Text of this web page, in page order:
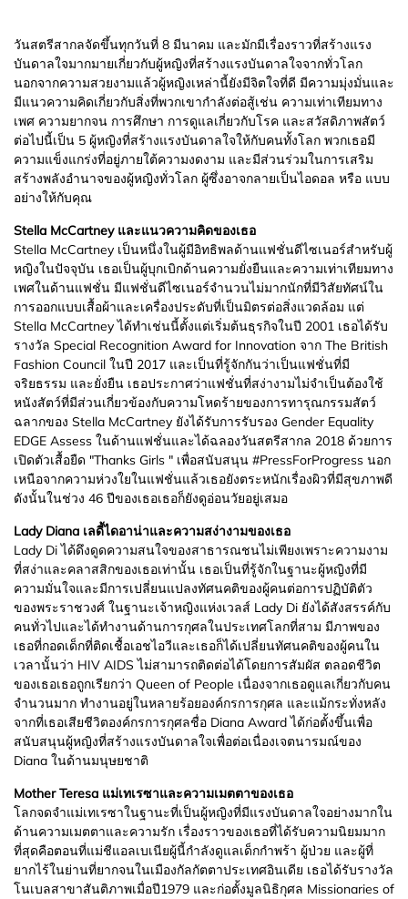
วันสตรีสากลจัดขึ้นทุกวันที่ 8 มีนาคม และมักมีเรื่องราวที่สร้างแรง
บันดาลใจมากมายเกี่ยวกับผู้หญิงที่สร้างแรงบันดาลใจจากทั่วโลก
นอกจากความสวยงามแล้วผู้หญิงเหล่านี้ยังมีจิตใจที่ดี มีความมุ่งมั่นและ
มีแนวความคิดเกี่ยวกับสิ่งที่พวกเขากำลังต่อสู้เช่น ความเท่าเทียมทาง
เพศ ความยากจน การศึกษา การดูแลเกี่ยวกับโรค และสวัสดิภาพสัตว์
ต่อไปนี้เป็น 5 ผู้หญิงที่สร้างแรงบันดาลใจให้กับคนทั้งโลก พวกเธอมี
ความแข็งแกร่งที่อยู่ภายใต้ความงดงาม และมีส่วนร่วมในการเสริม
สร้างพลังอำนาจของผู้หญิงทั่วโลก ผู้ซึ่งอาจกลายเป็นไอดอล หรือ แบบ
อย่างให้กับคุณ
Stella McCartney และแนวความคิดของเธอ
Stella McCartney เป็นหนึ่งในผู้มีอิทธิพลด้านแฟชั่นดีไซเนอร์สำหรับผู้
หญิงในปัจจุบัน เธอเป็นผู้บุกเบิกด้านความยั่งยืนและความเท่าเทียมทาง
เพศในด้านแฟชั่น มีแฟชั่นดีไซเนอร์จำนวนไม่มากนักที่มีวิสัยทัศน์ใน
การออกแบบเสื้อผ้าและเครื่องประดับที่เป็นมิตรต่อสิ่งแวดล้อม แต่
Stella McCartney ได้ทำเช่นนี้ตั้งแต่เริ่มต้นธุรกิจในปี 2001 เธอได้รับ
รางวัล Special Recognition Award for Innovation จาก The British
Fashion Council ในปี 2017 และเป็นที่รู้จักกันว่าเป็นแฟชั่นที่มี
จริยธรรม และยั่งยืน เธอประกาศว่าแฟชั่นที่สง่างามไม่จำเป็นต้องใช้
หนังสัตว์ที่มีส่วนเกี่ยวข้องกับความโหดร้ายของการทารุณกรรมสัตว์
ฉลากของ Stella McCartney ยังได้รับการรับรอง Gender Equality
EDGE Assess ในด้านแฟชั่นและได้ฉลองวันสตรีสากล 2018 ด้วยการ
เปิดตัวเสื้อยืด "Thanks Girls " เพื่อสนับสนุน #PressForProgress นอก
เหนือจากความห่วงใยในแฟชั่นแล้วเธอยังตระหนักเรื่องผิวที่มีสุขภาพดี
ดังนั้นในช่วง 46 ปีของเธอเธอก็ยังดูอ่อนวัยอยู่เสมอ
Lady Diana เลดี้ไดอาน่าและความสง่างามของเธอ
Lady Di ได้ดึงดูดความสนใจของสาธารณชนไม่เพียงเพราะความงาม
ที่สง่าและคลาสสิกของเธอเท่านั้น เธอเป็นที่รู้จักในฐานะผู้หญิงที่มี
ความมั่นใจและมีการเปลี่ยนแปลงทัศนคติของผู้คนต่อการปฏิบัติตัว
ของพระราชวงศ์ ในฐานะเจ้าหญิงแห่งเวลส์ Lady Di ยังได้สังสรรค์กับ
คนทั่วไปและได้ทำงานด้านการกุศลในประเทศโลกที่สาม มีภาพของ
เธอที่กอดเด็กที่ติดเชื้อเอชไอวีและเธอก็ได้เปลี่ยนทัศนคติของผู้คนใน
เวลานั้นว่า HIV AIDS ไม่สามารถติดต่อได้โดยการสัมผัส ตลอดชีวิต
ของเธอเธอถูกเรียกว่า Queen of People เนื่องจากเธอดูแลเกี่ยวกับคน
จำนวนมาก ทำงานอยู่ในหลายร้อยองค์กรการกุศล และแม้กระทั่งหลัง
จากที่เธอเสียชีวิตองค์กรการกุศลชื่อ Diana Award ได้ก่อตั้งขึ้นเพื่อ
สนับสนุนผู้หญิงที่สร้างแรงบันดาลใจเพื่อต่อเนื่องเจตนารมณ์ของ
Diana ในด้านมนุษยชาติ
Mother Teresa แม่เทเรซาและความเมตตาของเธอ
โลกจดจำแม่เทเรซาในฐานะที่เป็นผู้หญิงที่มีแรงบันดาลใจอย่างมากใน
ด้านความเมตตาและความรัก เรื่องราวของเธอที่ได้รับความนิยมมาก
ที่สุดคือตอนที่แม่ชีแอลเบเนียผู้นี้กำลังดูแลเด็กกำพร้า ผู้ป่วย และผู้ที่
ยากไร้ในย่านที่ยากจนในเมืองกัลกัตตาประเทศอินเดีย เธอได้รับรางวัล
โนเบลสาขาสันติภาพเมื่อปี1979 และก่อตั้งมูลนิธิกุศล Missionaries of